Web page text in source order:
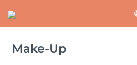
Make-Up